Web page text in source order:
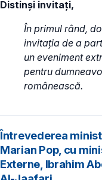
Distinși invitați,
În primul rând,
invitația de a
un eveniment
pentru
românească.
Întrevederea
Marian Pop, cu
Externe, Ibrahim